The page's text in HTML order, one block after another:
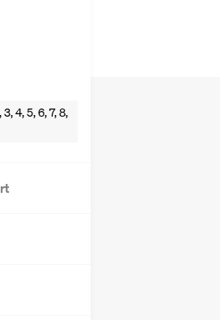
3, 4, 5, 6, 7, 8,